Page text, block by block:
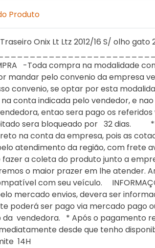
Produto
Onix Lt Ltz 2012/16 S/ olho gato
-Toda compra na modalidade
mandar pelo convenio da empresa
convenio, se optar por esta
conta indicada pelo vendedor, e
entao sera pago os
sera bloqueado por 32 dias. **
na conta da empresa, pois as
atendimento da região, com frete
fazer a coleta do produto junto a
o maior prazer em lhe atender.
com seu veículo.
mercado envios, devera ser
poderá ser pago via mercado pago
da vendedora. * Após o pagamento
desde que tenho
14H